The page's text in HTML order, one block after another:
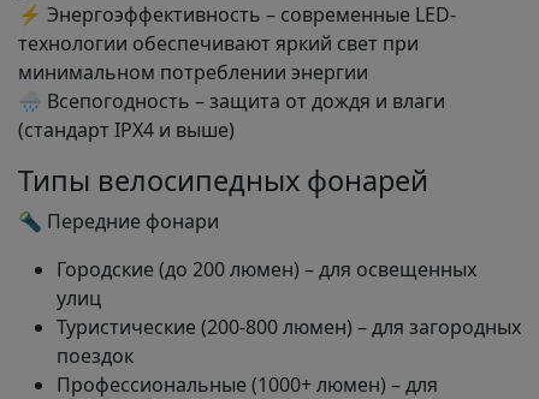
⚡ Энергоэффективность – современные LED-
технологии обеспечивают яркий свет при
минимальном потреблении энергии
🌧️ Всепогодность – защита от дождя и влаги
(стандарт IPX4 и выше)
Типы велосипедных фонарей
🔦 Передние фонари
Городские (до 200 люмен) – для освещенных
улиц
Туристические (200-800 люмен) – для загородных
поездок
Профессиональные (1000+ люмен) – для